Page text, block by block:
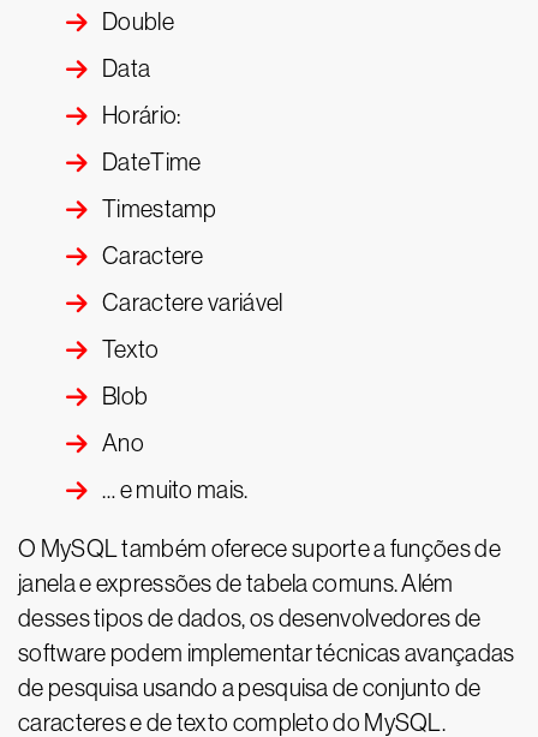
Double
Data
Horário:
DateTime
Timestamp
Caractere
Caractere variável
Texto
Blob
Ano
… e muito mais.
O MySQL também oferece suporte a funções de
janela e expressões de tabela comuns. Além
desses tipos de dados, os desenvolvedores de
software podem implementar técnicas avançadas
de pesquisa usando a pesquisa de conjunto de
caracteres e de texto completo do MySQL.